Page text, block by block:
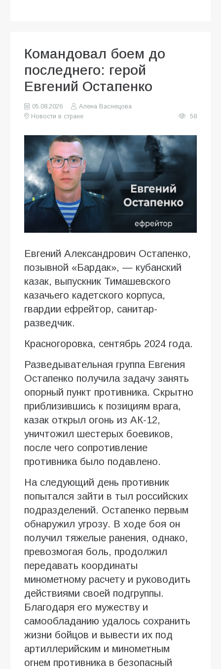
Командовал боем до
последнего: герой
Евгений Остапенко
05.08.2026
Алена Васнецова
Новости в стране
58
Евгений Александрович Остапенко,
позывной «Бардак», — кубанский
казак, выпускник Тимашевского
казачьего кадетского корпуса,
гвардии ефрейтор, санитар-
разведчик.
Красногоровка, сентябрь 2024 года.
Разведывательная группа Евгения
Остапенко получила задачу занять
опорный пункт противника. Скрытно
приблизившись к позициям врага,
казак открыл огонь из АК-12,
уничтожил шестерых боевиков,
после чего сопротивление
противника было подавлено.
На следующий день противник
попытался зайти в тыл российских
подразделений. Остапенко первым
обнаружил угрозу. В ходе боя он
получил тяжелые ранения, однако,
превозмогая боль, продолжил
передавать координаты
минометному расчету и руководить
действиями своей подгруппы.
Благодаря его мужеству и
самообладанию удалось сохранить
жизни бойцов и вывести их под
артиллерийским и минометным
огнем противника в безопасный